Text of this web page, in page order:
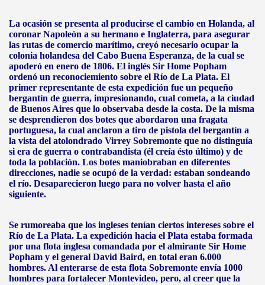
La ocasión se presenta al producirse el cambio en Holanda, al
coronar Napoleón a su hermano e Inglaterra, para asegurar
las rutas de comercio marítimo, creyó necesario ocupar la
colonia holandesa del Cabo Buena Esperanza, de la cual se
apoderó en enero de 1806. El inglés Sir Home Popham
ordenó un reconociemiento sobre el Río de La Plata. El
primer representante de esta expedición fue un pequeño
bergantín de guerra, impresionando, cual cometa, a la ciudad
de Buenos Aires que lo observaba desde la costa. De la misma
se desprendieron dos botes que abordaron una fragata
portuguesa, la cual anclaron a tiro de pistola del bergantín a
la vista del atolondrado Virrey Sobremonte que no distinguía
si era de guerra o contrabandista (él creía ésto último) y de
toda la población. Los botes maniobraban en diferentes
direcciones, nadie se ocupó de la verdad: estaban sondeando
el río. Desaparecieron luego para no volver hasta el año
siguiente.
Se rumoreaba que los ingleses tenían ciertos intereses sobre el
Río de La Plata. La expedición hacia el Plata estaba formada
por una flota inglesa comandada por el almirante Sir Home
Popham y el general David Baird, en total eran 6.000
hombres. Al enterarse de esta flota Sobremonte envía 1000
hombres para fortalecer Montevideo, pero, al creer que la